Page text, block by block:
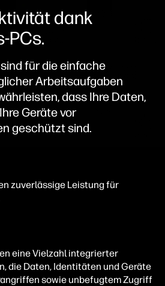
dank
PCs.
für die einfache
Arbeitsaufgaben
dass Ihre Daten,
Geräte vor
geschützt sind.
zuverlässige Leistung für
eine Vielzahl integrierter
die Daten, Identitäten und Geräte
sowie unbefugtem Zugriff